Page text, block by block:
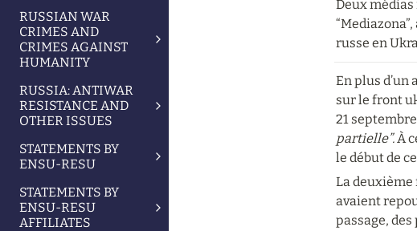
RUSSIAN WAR
CRIMES AND
CRIMES AGAINST
HUMANITY
RUSSIA: ANTIWAR
RESISTANCE AND
OTHER ISSUES
STATEMENTS BY
ENSU-RESU
STATEMENTS BY
ENSU-RESU
AFFILIATES
Deux
russe en
En plus d’un
sur le front
21
partielle”. À
le début de
La deuxième
avaient
passage,